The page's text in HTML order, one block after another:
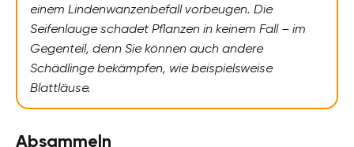
einem Lindenwanzenbefall vorbeugen. Die
Seifenlauge schadet Pflanzen in keinem Fall – im
Gegenteil, denn Sie können auch andere
Schädlinge bekämpfen, wie beispielsweise
Blattläuse.
Absammeln